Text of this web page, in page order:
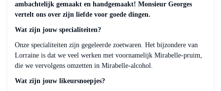
ambachtelijk gemaakt en handgemaakt! Monsieur Georges
vertelt ons over zijn liefde voor goede dingen.
Wat zijn jouw specialiteiten?
Onze specialiteiten zijn gegeleerde zoetwaren. Het bijzondere van
Lorraine is dat we veel werken met voornamelijk Mirabelle-pruim,
die we vervolgens omzetten in Mirabelle-alcohol.
Wat zijn jouw likeursnoepjes?